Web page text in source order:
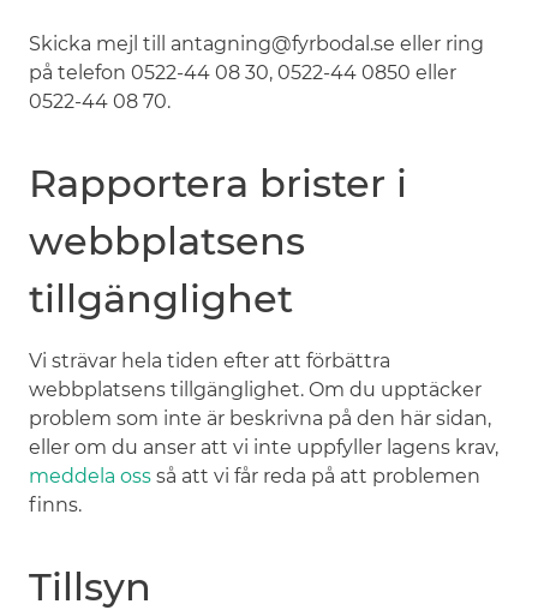
Skicka mejl till antagning@fyrbodal.se eller ring
på telefon 0522-44 08 30, 0522-44 0850 eller
0522-44 08 70.
Rapportera brister i
webbplatsens
tillgänglighet
Vi strävar hela tiden efter att förbättra
webbplatsens tillgänglighet. Om du upptäcker
problem som inte är beskrivna på den här sidan,
eller om du anser att vi inte uppfyller lagens krav,
meddela oss så att vi får reda på att problemen
finns.
Tillsyn